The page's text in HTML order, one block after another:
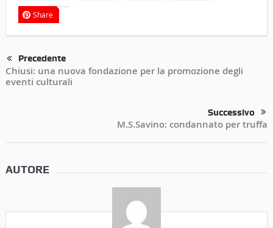
Share
Precedente
Chiusi: una nuova fondazione per la promozione degli
eventi culturali
Successivo
M.S.Savino: condannato per truffa
AUTORE